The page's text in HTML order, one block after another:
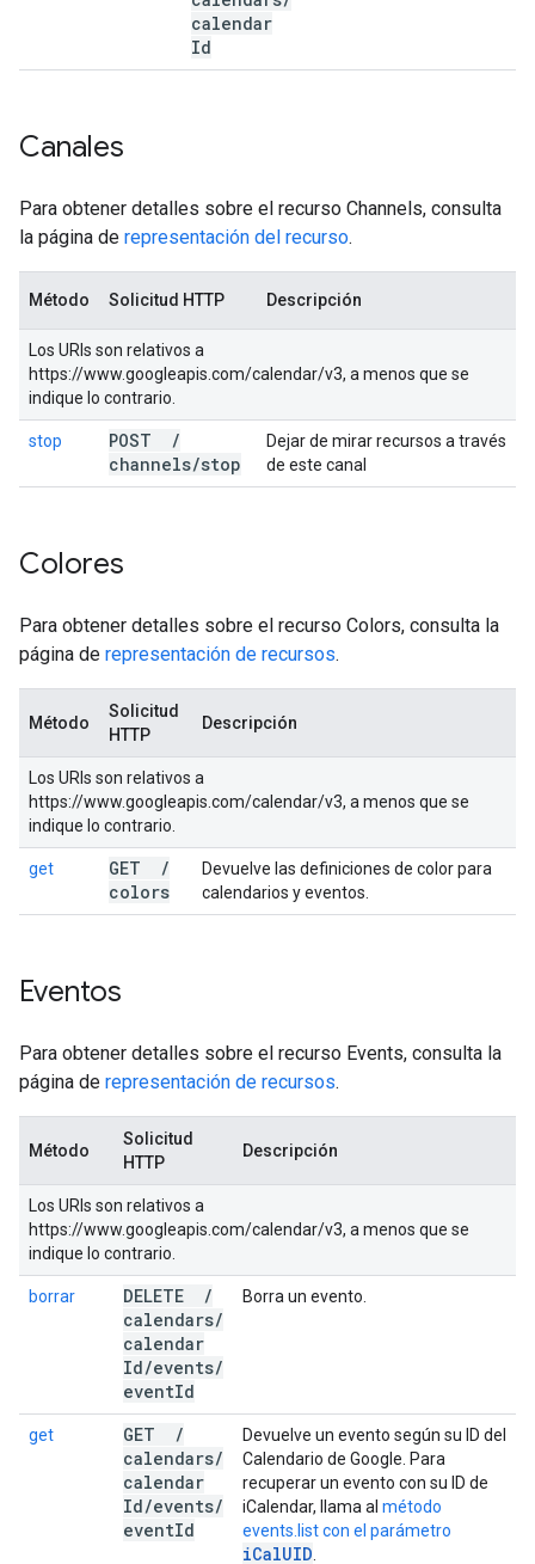
calendar
Id
Canales
Para obtener detalles sobre el recurso Channels, consulta
la página de representación del recurso.
Método Solicitud HTTP Descripción
Los URIs son relativos a
https://www.googleapis.com/calendar/v3, a menos que se
indique lo contrario.
stop POST
/
channels/stop
Dejar de mirar recursos a través
de este canal
Colores
Para obtener detalles sobre el recurso Colors, consulta la
página de representación de recursos.
Método
Solicitud
HTTP
Descripción
Los URIs son relativos a
https://www.googleapis.com/calendar/v3, a menos que se
indique lo contrario.
get GET
/
colors
Devuelve las definiciones de color para
calendarios y eventos.
Eventos
Para obtener detalles sobre el recurso Events, consulta la
página de representación de recursos.
Método
Solicitud
HTTP
Descripción
Los URIs son relativos a
https://www.googleapis.com/calendar/v3, a menos que se
indique lo contrario.
borrar DELETE
/
calendars/
calendar
Id/events/
eventId
Borra un evento.
get GET
/
calendars/
calendar
Id/events/
eventId
Devuelve un evento según su ID del
Calendario de Google. Para
recuperar un evento con su ID de
iCalendar, llama al método
events.list con el parámetro
iCalUID